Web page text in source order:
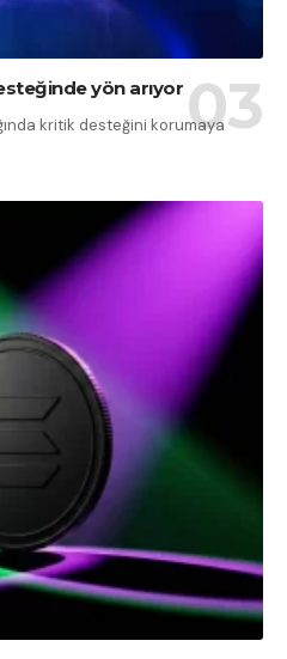
yön arıyor
kritik desteğini korumaya